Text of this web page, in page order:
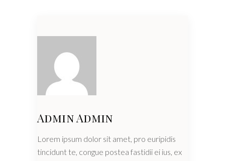
Admin Admin
Lorem ipsum dolor sit amet, pro euripidis
tincidunt te, congue postea fastidii ei ius, ex